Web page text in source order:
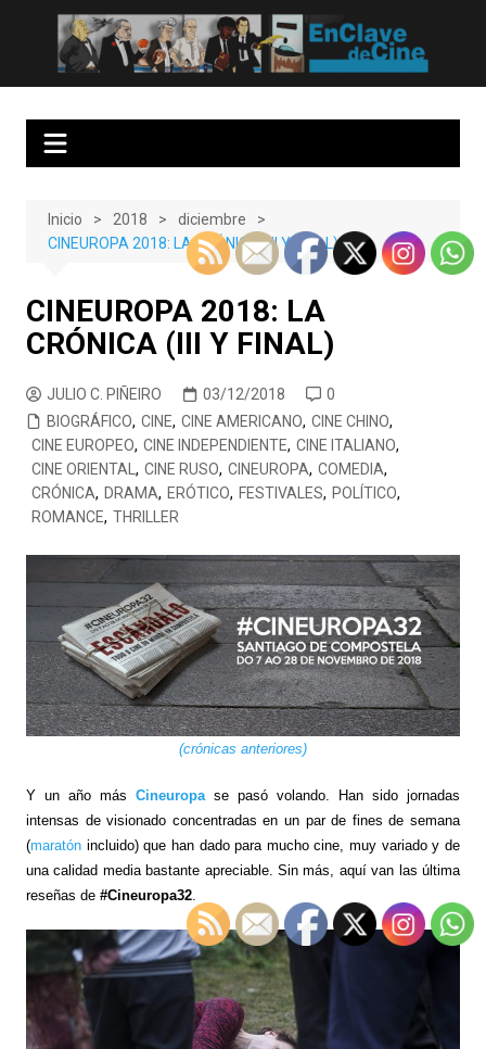
contenido
EnClave de Cine
Crítica cinematográfica y audiovisual. Punto de encuentro para los
Inicio 2018
diciembre
CINEUROPA 2018: LA CRÓNICA (III Y FINAL)
CINEUROPA 2018: LA
CRÓNICA (III Y FINAL)
JULIO C. PIÑEIRO 03/12/2018
0
BIOGRÁFICO, CINE, CINE AMERICANO, CINE CHINO,
CINE EUROPEO, CINE INDEPENDIENTE, CINE ITALIANO,
CINE ORIENTAL , CINE RUSO, CINEUROPA, COMEDIA,
CRÓNICA, DRAMA, ERÓTICO, FESTIVALES, POLÍTICO,
ROMANCE, THRILLER
(crónicas anteriores)
Y un año más Cineuropase pasó volando. Han sido jornadas
intensas de visionado concentradas en un par de fines de semana
(maratónincluido) que han dado para mucho cine, muy variado y de
una calidad media bastante apreciable. Sin más, aquí van las última
reseñas de #Cineuropa32.